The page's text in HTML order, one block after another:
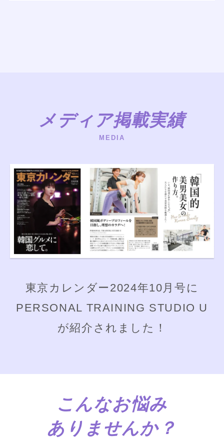
メディア掲載実績
MEDIA
東京カレンダー2024年10月号に
PERSONAL TRAINING STUDIO U
が紹介されました！
こんなお悩み
ありませんか？